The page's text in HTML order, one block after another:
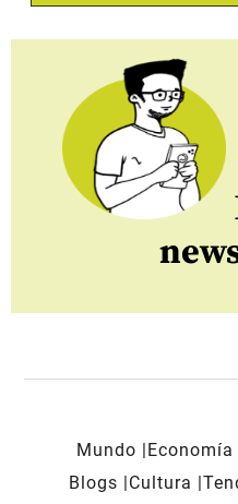
Mundo Economía
Blogs
Cultura